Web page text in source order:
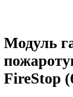
Модуль
FireStop